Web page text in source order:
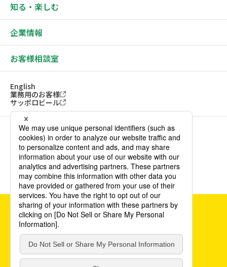
知る・楽しむ
企業情報
お客様相談室
English
業務用のお客様
サッポロビール
ソーシャルメディアアカウント一覧
サイトご利用にあたってウェブアクセシビリティ方針
個人情報保護方針カスタマーハラスメント方針
©POKKA SAPPORO Food & Beverage Ltd. All Rights Reserved.